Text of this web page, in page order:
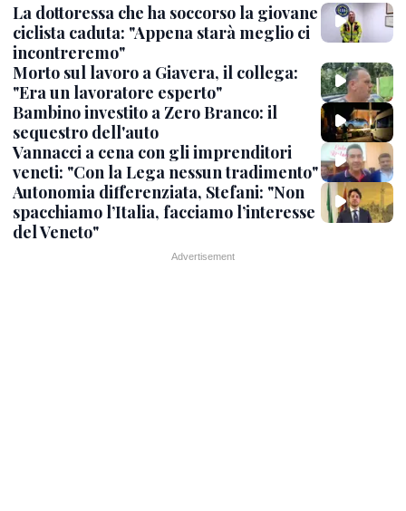
La dottoressa che ha soccorso la giovane
ciclista caduta: "Appena starà meglio ci
incontreremo"
Morto sul lavoro a Giavera, il collega:
"Era un lavoratore esperto"
Bambino investito a Zero Branco: il
sequestro dell'auto
Vannacci a cena con gli imprenditori
veneti: "Con la Lega nessun tradimento"
Autonomia differenziata, Stefani: "Non
spacchiamo l’Italia, facciamo l’interesse
del Veneto"